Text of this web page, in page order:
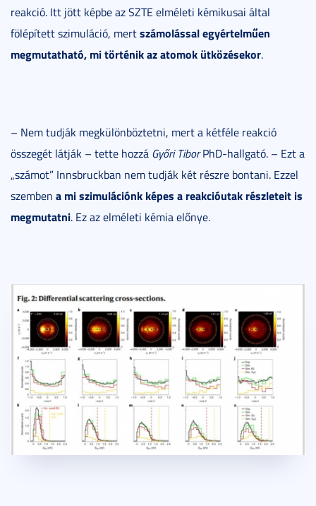
reakció. Itt jött képbe az SZTE elméleti kémikusai által
fölépített szimuláció, mertszámolással egyértelműen
megmutatható, mi történik az atomok ütközésekor.
– Nem tudják megkülönböztetni, mert a kétféle reakció
összegét látják – tette hozzá Győri TiborPhD-hallgató. – Ezt a
„számot” Innsbruckban nem tudják két részre bontani. Ezzel
szemben a mi szimulációnk képes a reakcióutak részleteit is
megmutatni. Ez az elméleti kémia előnye.